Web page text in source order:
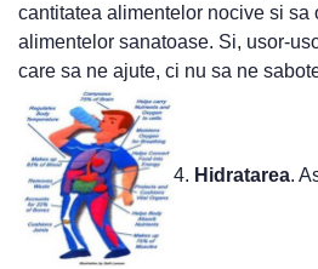
cantitatea alimentelor nocive si sa
alimentelor sanatoase. Si, usor-
care sa ne ajute, ci nu sa ne
4. Hidratarea.